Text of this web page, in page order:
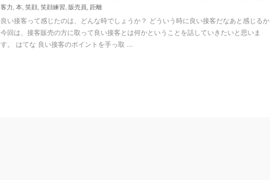
客力 本 笑顔 笑顔練習 販売員 距離
良い接客って感じたのは、どんな時でしょうか？ どういう時に良い接客だなあと感じるか
今回は、接客販売の方に取って良い接客とは何かということを話していきたいと思いま
す。 はてな 良い接客のポイントを手っ取 ...